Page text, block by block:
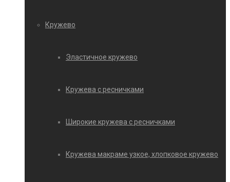
Кружево
Эластичное кружево
Кружева с ресничками
Широкие кружева с ресничками
Кружева макраме узкое, хлопковое кружево